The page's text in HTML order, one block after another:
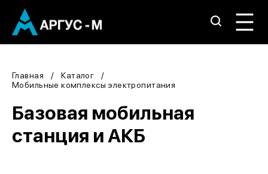
Главная
Каталог
Мобильные комплексы электропитания
Базовая мобильная
станция и АКБ